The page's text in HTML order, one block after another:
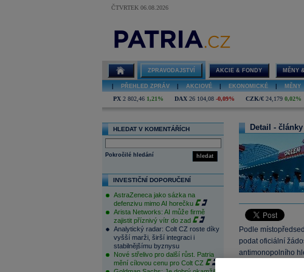
ČTVRTEK 06.08.2026
ZPRAVODAJSTVÍ AKCIE & FONDY MĚNY
PŘEHLED ZPRÁV AKCIOVÉ EKONOMICKÉ MĚNY
PX 2 802,46 1,21% DAX 26 104,08 -0,09% CZK/€ 24,179 0,02%
HLEDAT V KOMENTÁŘÍCH
hledat
Pokročilé hledání
INVESTIČNÍ DOPORUČENÍ
AstraZeneca jako sázka na
defenzivu mimo AI horečku
Arista Networks: AI může firmě
zajistit příznivý vítr do zad
Analytický radar: Colt CZ roste díky
vyšší marži, širší integraci i
stabilnějšímu byznysu
Nové střelivo pro další růst. Patria
mění cílovou cenu pro Colt CZ
Detail - články
Podle
podat oficiální
antimonopolního